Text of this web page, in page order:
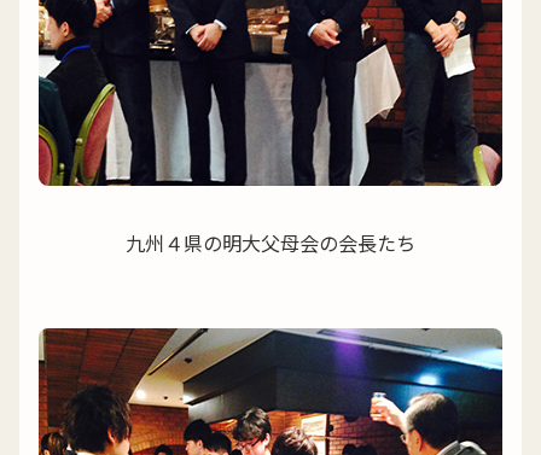
九州４県の明大父母会の会長たち